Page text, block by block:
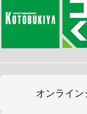
オンライ